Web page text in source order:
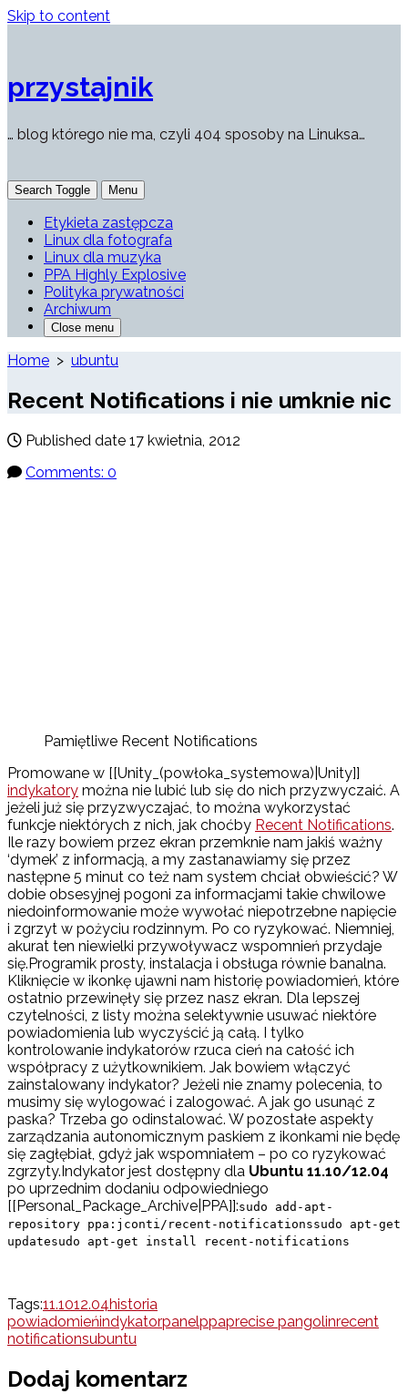
Skip to content
przystajnik
… blog którego nie ma, czyli 404 sposoby na Linuksa…
Search Toggle Menu
Etykieta zastępcza
Linux dla fotografa
Linux dla muzyka
PPA Highly Explosive
Polityka prywatności
Archiwum
Close menu
Home > ubuntu
Recent Notifications i nie umknie nic
Published date 17 kwietnia, 2012
Comments: 0
Pamiętliwe Recent Notifications
Promowane w [[Unity_(powłoka_systemowa)|Unity]]
indykatory można nie lubić lub się do nich przyzwyczaić. A
jeżeli już się przyzwyczajać, to można wykorzystać
funkcje niektórych z nich, jak choćby Recent Notifications.
Ile razy bowiem przez ekran przemknie nam jakiś ważny
‘dymek’ z informacją, a my zastanawiamy się przez
następne 5 minut co też nam system chciał obwieścić? W
dobie obsesyjnej pogoni za informacjami takie chwilowe
niedoinformowanie może wywołać niepotrzebne napięcie
i zgrzyt w pożyciu rodzinnym. Po co ryzykować. Niemniej,
akurat ten niewielki przywoływacz wspomnień przydaje
się.Programik prosty, instalacja i obsługa równie banalna.
Kliknięcie w ikonkę ujawni nam historię powiadomień, które
ostatnio przewinęły się przez nasz ekran. Dla lepszej
czytelności, z listy można selektywnie usuwać niektóre
powiadomienia lub wyczyścić ją całą. I tylko
kontrolowanie indykatorów rzuca cień na całość ich
współpracy z użytkownikiem. Jak bowiem włączyć
zainstalowany indykator? Jeżeli nie znamy polecenia, to
musimy się wylogować i zalogować. A jak go usunąć z
paska? Trzeba go odinstalować. W pozostałe aspekty
zarządzania autonomicznym paskiem z ikonkami nie będę
się zagłębiał, gdyż jak wspomniałem – po co ryzykować
zgrzyty.Indykator jest dostępny dla Ubuntu 11.10/12.04
po uprzednim dodaniu odpowiedniego
[[Personal_Package_Archive|PPA]]:sudo add-apt-
repository ppa:jconti/recent-notificationssudo apt-get
updatesudo apt-get install recent-notifications
Tags:11.1012.04historia
powiadomieńindykatorpanelppaprecise pangolinrecent
notificationsubuntu
Dodaj komentarz